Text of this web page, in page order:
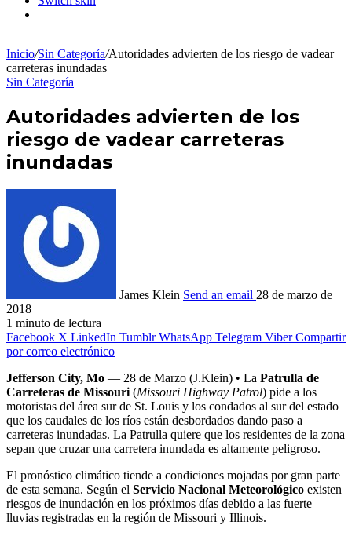
Inicio/Sin Categoría/Autoridades advierten de los riesgo de vadear
carreteras inundadas
Sin Categoría
Autoridades advierten de los
riesgo de vadear carreteras
inundadas
James Klein Send an email 28 de marzo de
2018
1 minuto de lectura
Facebook X LinkedIn Tumblr WhatsApp Telegram Viber Compartir
por correo electrónico
Jefferson City, Mo — 28 de Marzo (J.Klein) • La Patrulla de
Carreteras de Missouri (Missouri Highway Patrol) pide a los
motoristas del área sur de St. Louis y los condados al sur del estado
que los caudales de los ríos están desbordados dando paso a
carreteras inundadas. La Patrulla quiere que los residentes de la zona
sepan que cruzar una carretera inundada es altamente peligroso.
El pronóstico climático tiende a condiciones mojadas por gran parte
de esta semana. Según el Servicio Nacional Meteorológico existen
riesgos de inundación en los próximos días debido a las fuerte
lluvias registradas en la región de Missouri y Illinois.